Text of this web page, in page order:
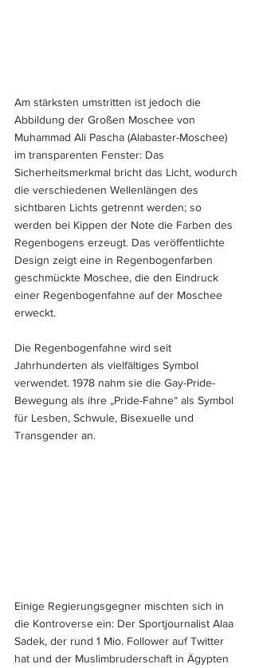
Am stärksten umstritten ist jedoch die
Abbildung der Großen Moschee von
Muhammad Ali Pascha (Alabaster-Moschee)
im transparenten Fenster: Das
Sicherheitsmerkmal bricht das Licht, wodurch
die verschiedenen Wellenlängen des
sichtbaren Lichts getrennt werden; so
werden bei Kippen der Note die Farben des
Regenbogens erzeugt. Das veröffentlichte
Design zeigt eine in Regenbogenfarben
geschmückte Moschee, die den Eindruck
einer Regenbogenfahne auf der Moschee
erweckt.
Die Regenbogenfahne wird seit
Jahrhunderten als vielfältiges Symbol
verwendet. 1978 nahm sie die Gay-Pride-
Bewegung als ihre „Pride-Fahne“ als Symbol
für Lesben, Schwule, Bisexuelle und
Transgender an.
Einige Regierungsgegner mischten sich in
die Kontroverse ein: Der Sportjournalist Alaa
Sadek, der rund 1 Mio. Follower auf Twitter
hat und der Muslimbruderschaft in Ägypten